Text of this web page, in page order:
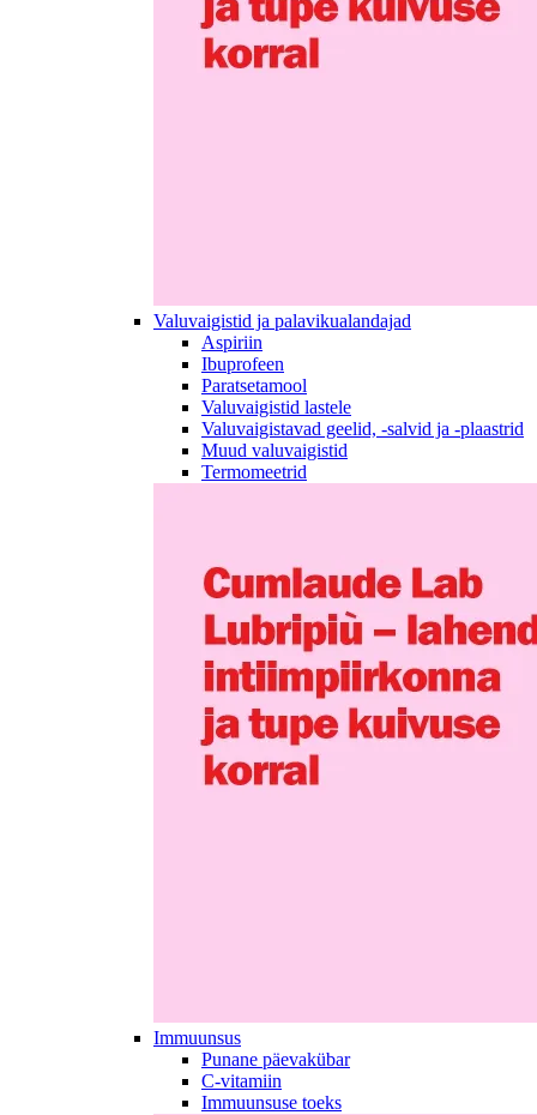
Valuvaigistid ja palavikualandajad
Aspiriin
Ibuprofeen
Paratsetamool
Valuvaigistid lastele
Valuvaigistavad geelid, -salvid ja -plaastrid
Muud valuvaigistid
Termomeetrid
Immuunsus
Punane päevakübar
C-vitamiin
Immuunsuse toeks